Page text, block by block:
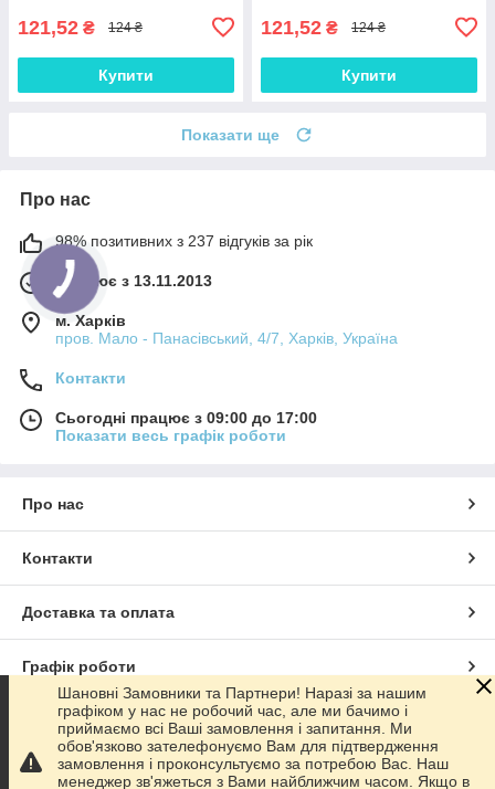
121,52 ₴ 124 ₴
Купити
121,52 ₴ 124 ₴
Купити
Показати ще
Про нас
98% позитивних з 237 відгуків за рік
Працює з 13.11.2013
м. Харків
пров. Мало - Панасівський, 4/7, Харків, Україна
Контакти
Сьогодні працює з 09:00 до 17:00
Показати весь графік роботи
Про нас
Контакти
Доставка та оплата
Графік роботи
Повна версія сайту
Сайт створено на маркетплейсіProm.ua
Шановні Замовники та Партнери! Наразі за нашим
графіком у нас не робочий час, але ми бачимо і
приймаємо всі Ваші замовлення і запитання. Ми
обов'язково зателефонуємо Вам для підтвердження
замовлення і проконсультуємо за потребою Вас. Наш
менеджер зв'яжеться з Вами найближчим часом. Якщо в